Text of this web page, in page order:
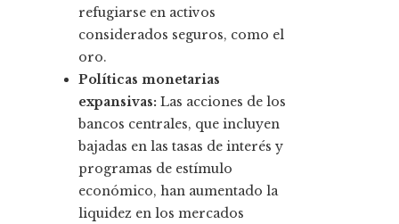
refugiarse en activos
considerados seguros, como el
oro.
Políticas monetarias
expansivas: Las acciones de los
bancos centrales, que incluyen
bajadas en las tasas de interés y
programas de estímulo
económico, han aumentado la
liquidez en los mercados